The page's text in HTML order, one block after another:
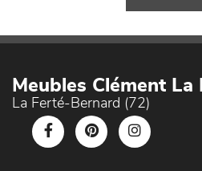
Meubles Clément
La Ferté-Bernard (72)